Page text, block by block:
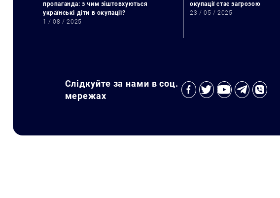
пропаганда: з чим зіштовхуються
українські діти в окупації?
1 / 08 / 2025
окупації стає загрозою
23 / 05 / 2025
Слідкуйте за нами в соц.
мережах